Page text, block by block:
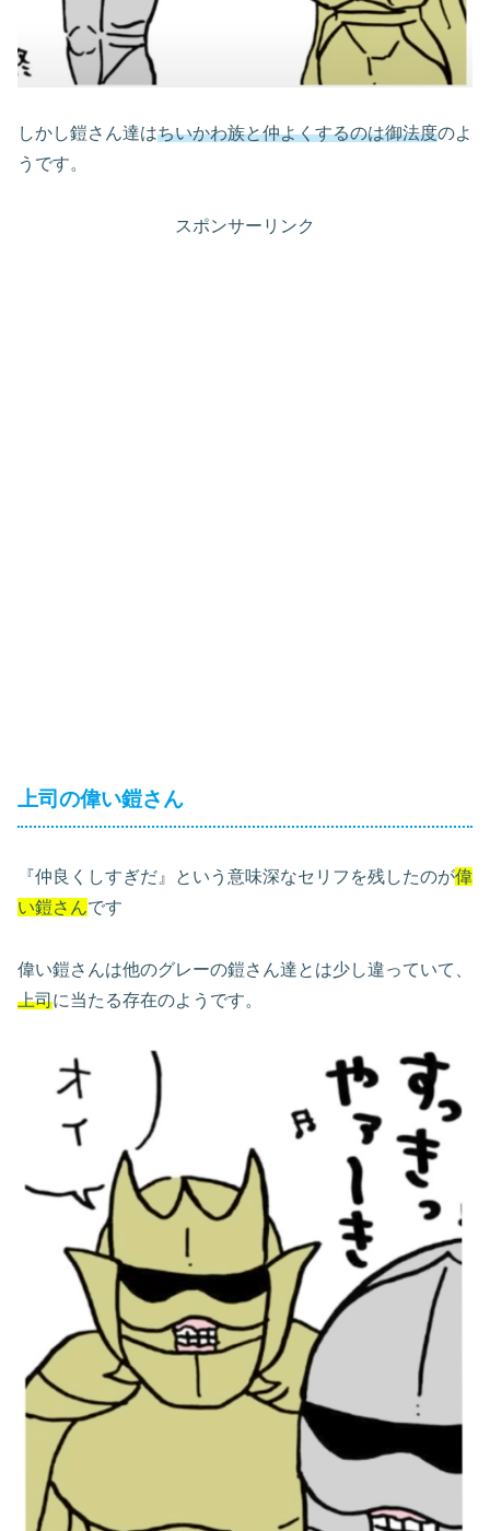
しかし鎧さん達はちいかわ族と仲よくするのは御法度のよ
うです。
スポンサーリンク
上司の偉い鎧さん
『仲良くしすぎだ』という意味深なセリフを残したのが偉
い鎧さんです
偉い鎧さんは他のグレーの鎧さん達とは少し違っていて、
上司に当たる存在のようです。